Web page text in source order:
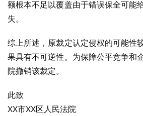
额根本不足以覆盖由于错误保全可能
失。
综上所述，原裁定认定侵权的可能性
果具有不可逆性。为保障公平竞争和
院撤销该裁定。
此致
XX市XX区人民法院